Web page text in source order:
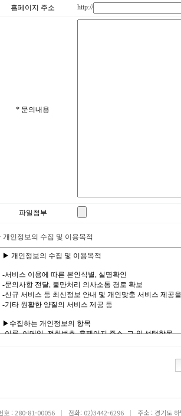
홈페이지 주소 http://
* 문의내용
파일첨부
개인정보의 수집 및 이용목적
호 : 280-81-00056 | 전화: 02)3442-6296 | 주소 : 경기도